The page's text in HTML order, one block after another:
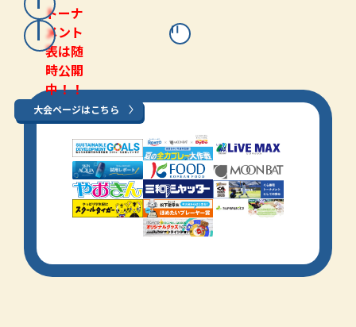
トーナ
メント
表は随
時公開
中！！
大会ページはこちら